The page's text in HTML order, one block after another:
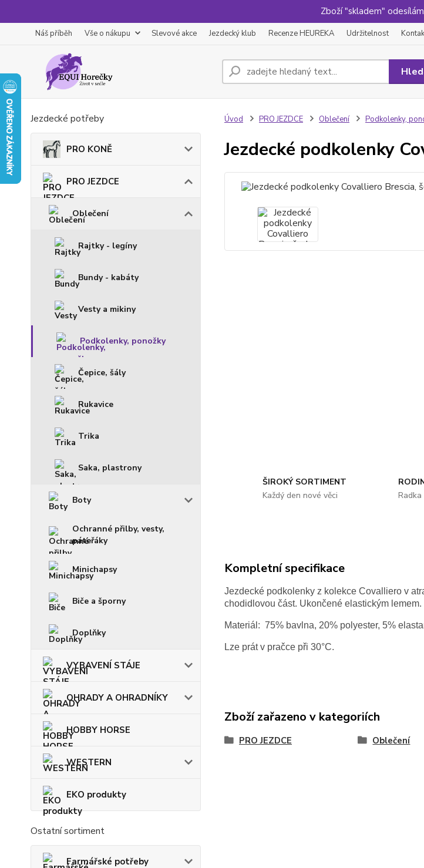
Zboží "skladem"
Náš příběh Vše o nákupu Slevové akce Jezdecký klub Recenze HEUREKA Udržitelnost
Jezdecké potřeby
PRO KONĚ
PRO JEZDCE
Oblečení
Rajtky - legíny
Bundy - kabáty
Vesty a mikiny
Podkolenky, ponožky
Čepice, šály
Rukavice
Trika
Saka, plastrony
Boty
Ochranné přilby, vesty,
páteřáky
Minichapsy
Biče a šporny
Doplňky
VYBAVENÍ STÁJE
OHRADY A OHRADNÍKY
HOBBY HORSE
WESTERN
EKO produkty
Ostatní sortiment
Farmářské potřeby
Úvod PRO JEZDCE Oblečení Podkolenky,
Jezdecké podkolenky
ŠIROKÝ SORTIMENT
Každý den nové věci
Kompletní specifikace
Jezdecké podkolenky z kolekce Covalliero v
chodidlovou část. Ukončené elastickým lemem.
Materiál: 75% bavlna, 20% polyester, 5%
Lze prát v pračce při 30°C.
Zboží zařazeno v kategoriích
PRO JEZDCE Oblečení